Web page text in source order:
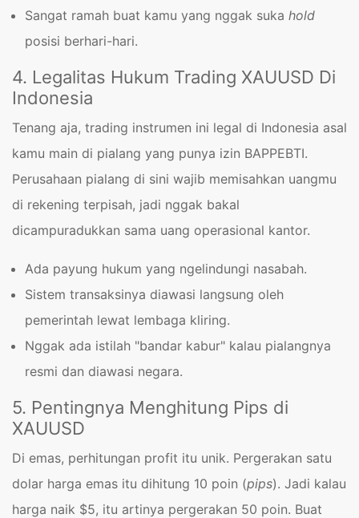
Sangat ramah buat kamu yang nggak suka hold
posisi berhari-hari.
4. Legalitas Hukum Trading XAUUSD Di
Indonesia
Tenang aja, trading instrumen ini legal di Indonesia asal
kamu main di pialang yang punya izin BAPPEBTI.
Perusahaan pialang di sini wajib memisahkan uangmu
di rekening terpisah, jadi nggak bakal
dicampuradukkan sama uang operasional kantor.
Ada payung hukum yang ngelindungi nasabah.
Sistem transaksinya diawasi langsung oleh
pemerintah lewat lembaga kliring.
Nggak ada istilah "bandar kabur" kalau pialangnya
resmi dan diawasi negara.
5. Pentingnya Menghitung Pips di
XAUUSD
Di emas, perhitungan profit itu unik. Pergerakan satu
dolar harga emas itu dihitung 10 poin (pips). Jadi kalau
harga naik $5, itu artinya pergerakan 50 poin. Buat